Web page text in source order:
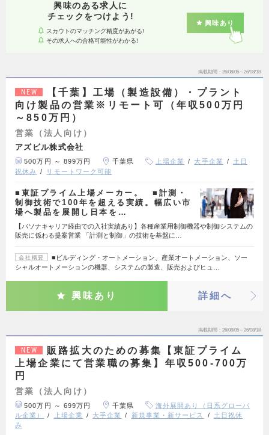
興味のある求人に
チェックをつけよう!
スカウトのマッチング精度があがる!
その求人への合格可能性がわかる!
興味あり
掲載期間 26/08/05～26/08/18
NEW
【千葉】工場（製造設備）・プラント
向け製品の営業※リモート可（年収500万円
～850万円）
営業（法人向け）
アズビル株式会社
500万円 ～ 899万円 千葉県 上場企業 大手企業
土日
祝休み
リモートワーク可能
■東証プライム上場メーカー。 ■計測・
制御技術で100年を超える実績。幅広い市
場へ製品を展開し日本を…
【パソナキャリア経由での入社実績あり】各種産業用制御機器や制御システムの
販売に係わる提案営業 「計測と制御」の技術を基盤に…
会社概要
■ビルディング・オートメーション、産業オートメーション、ソー
シャルオートメーションの機器、システムの製造、販売およびヒュ…
興味あり 詳細へ
掲載期間 26/08/05～26/08/18
NEW
販路拡大のための募集【東証プライム
上場企業にて営業職の募集】年収500-700万
円
営業（法人向け）
500万円 ～ 699万円 千葉県
海外展開あり（日系グローバ
ル企業）
上場企業 大手企業 新規事業・新サービス
土日祝休
み